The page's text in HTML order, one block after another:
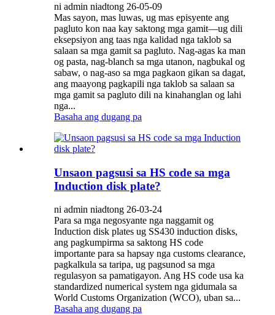
ni admin niadtong 26-05-09
Mas sayon, mas luwas, ug mas episyente ang
pagluto kon naa kay saktong mga gamit—ug dili
eksepsiyon ang taas nga kalidad nga taklob sa
salaan sa mga gamit sa pagluto. Nag-agas ka man
og pasta, nag-blanch sa mga utanon, nagbukal og
sabaw, o nag-aso sa mga pagkaon gikan sa dagat,
ang maayong pagkapili nga taklob sa salaan sa
mga gamit sa pagluto dili na kinahanglan og lahi
nga...
Basaha ang dugang pa
Unsaon pagsusi sa HS code sa mga
Induction disk plate?
ni admin niadtong 26-03-24
Para sa mga negosyante nga naggamit og
Induction disk plates ug SS430 induction disks,
ang pagkumpirma sa saktong HS code
importante para sa hapsay nga customs clearance,
pagkalkula sa taripa, ug pagsunod sa mga
regulasyon sa pamatigayon. Ang HS code usa ka
standardized numerical system nga gidumala sa
World Customs Organization (WCO), uban sa...
Basaha ang dugang pa